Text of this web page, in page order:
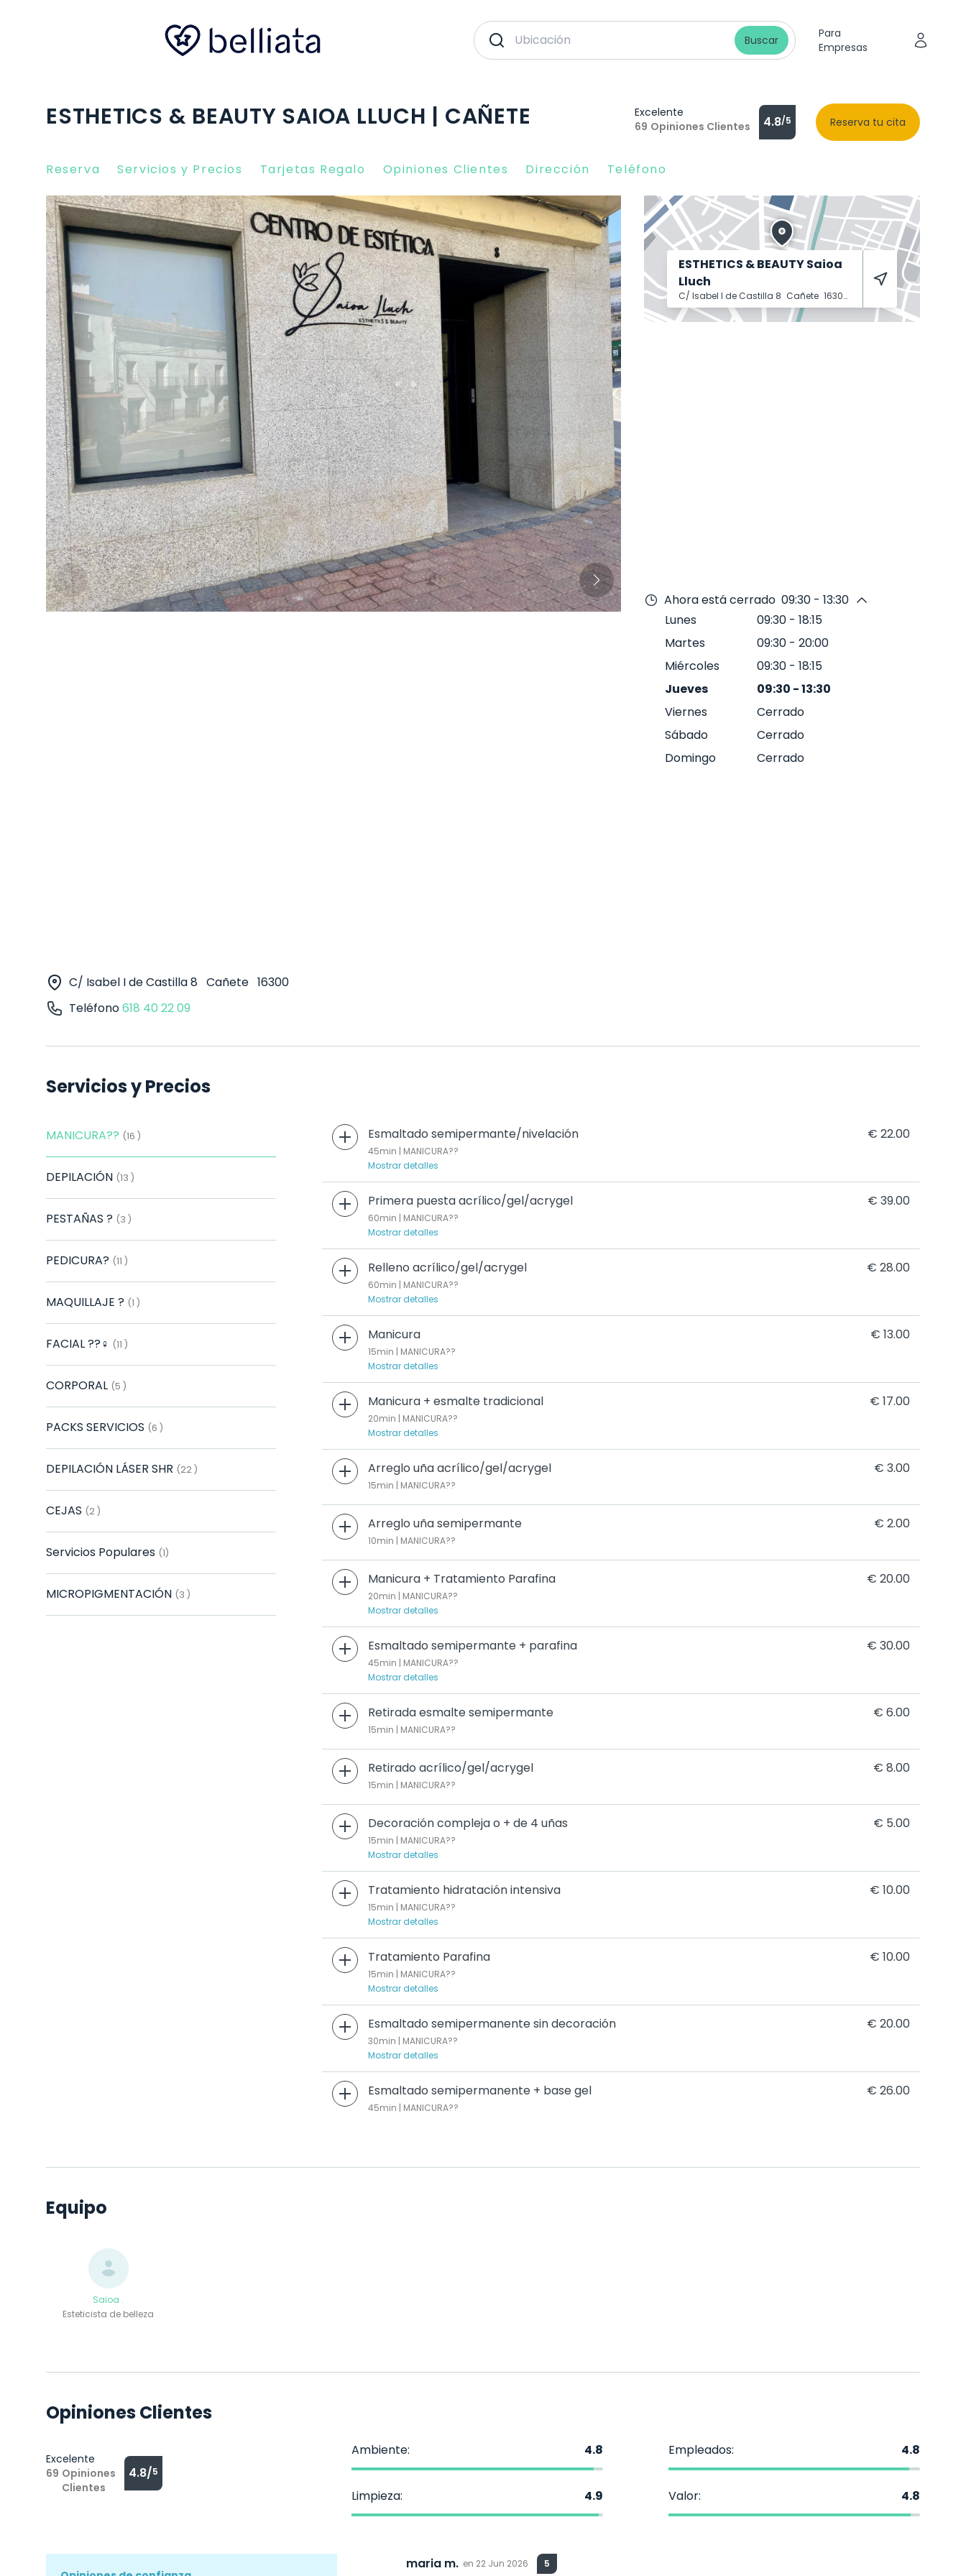
Buscar
Para
Empresas
ESTHETICS & BEAUTY SAIOA LLUCH | CAÑETE
Excelente
69 Opiniones Clientes 4.8/5 Reserva tu cita
Reserva Servicios y Precios Tarjetas Regalo Opiniones Clientes Dirección Teléfono
C/ Isabel I de Castilla 8 Cañete 16300
Teléfono618 40 22 09
ESTHETICS & BEAUTY Saioa
Lluch
C/ Isabel I de Castilla 8 Cañete 16300
Ahora está cerrado 09:30 - 13:30
Lunes
09:30 - 18:15
Martes
09:30 - 20:00
Miércoles
09:30 - 18:15
Jueves
09:30 -13:30
Viernes
Cerrado
Sábado
Cerrado
Domingo
Cerrado
Servicios y Precios
MANICURA?? (16 )
DEPILACIÓN (13 )
PESTAÑAS ?️ (3 )
PEDICURA? (11 )
MAQUILLAJE ? (1 )
FACIAL ??‍♀️ (11 )
CORPORAL (5 )
PACKS SERVICIOS (6 )
DEPILACIÓN LÁSER SHR (22 )
CEJAS (2 )
Servicios Populares (1)
MICROPIGMENTACIÓN (3 )
Esmaltado semipermante/nivelación € 22.00
45min | MANICURA??
Mostrar detalles
Primera puesta acrílico/gel/acrygel € 39.00
60min | MANICURA??
Mostrar detalles
Relleno acrílico/gel/acrygel € 28.00
60min | MANICURA??
Mostrar detalles
Manicura € 13.00
15min | MANICURA??
Mostrar detalles
Manicura + esmalte tradicional € 17.00
20min | MANICURA??
Mostrar detalles
Arreglo uña acrílico/gel/acrygel € 3.00
15min | MANICURA??
Arreglo uña semipermante € 2.00
10min | MANICURA??
Manicura + Tratamiento Parafina € 20.00
20min | MANICURA??
Mostrar detalles
Esmaltado semipermante + parafina € 30.00
45min | MANICURA??
Mostrar detalles
Retirada esmalte semipermante € 6.00
15min | MANICURA??
Retirado acrílico/gel/acrygel € 8.00
15min | MANICURA??
Decoración compleja o + de 4 uñas € 5.00
15min | MANICURA??
Mostrar detalles
Tratamiento hidratación intensiva € 10.00
15min | MANICURA??
Mostrar detalles
Tratamiento Parafina € 10.00
15min | MANICURA??
Mostrar detalles
Esmaltado semipermanente sin decoración € 20.00
30min | MANICURA??
Mostrar detalles
Esmaltado semipermanente + base gel € 26.00
45min | MANICURA??
Equipo
Saioa .
Esteticista de belleza
Opiniones Clientes
Excelente
69 Opiniones
Clientes
4.8/5
Ambiente: 4.8 Empleados: 4.8
Limpieza: 4.9 Valor: 4.8
maria m. en 22 Jun 2026 5